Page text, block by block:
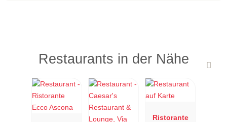
Restaurants in der Nähe
Ristorante